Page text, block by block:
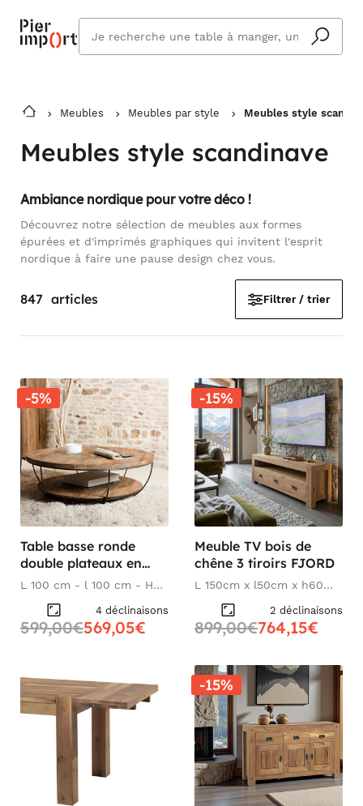
cherchez
vous ?
Meubles Meubles par style Meubles style
Meubles style scandinave
Ambiance nordique pour votre déco !
Découvrez notre sélection de meubles aux formes
épurées et d'imprimés graphiques qui invitent l'esprit
nordique à faire une pause design chez vous.
847 articles Filtrer / trier
-5%
Table basse ronde
double plateaux en
teck recyclé et métal
SWING
L 100 cm - l 100 cm - H
35 cm
4 déclinaisons
599,00€569,05€
-15%
Meuble TV bois de
chêne 3 tiroirs FJORD
L 150cm x l50cm x h60
2 déclinaisons
899,00€764,15€
-15%